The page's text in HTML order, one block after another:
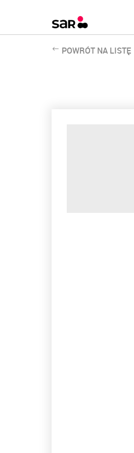
POWRÓT NA LISTĘ